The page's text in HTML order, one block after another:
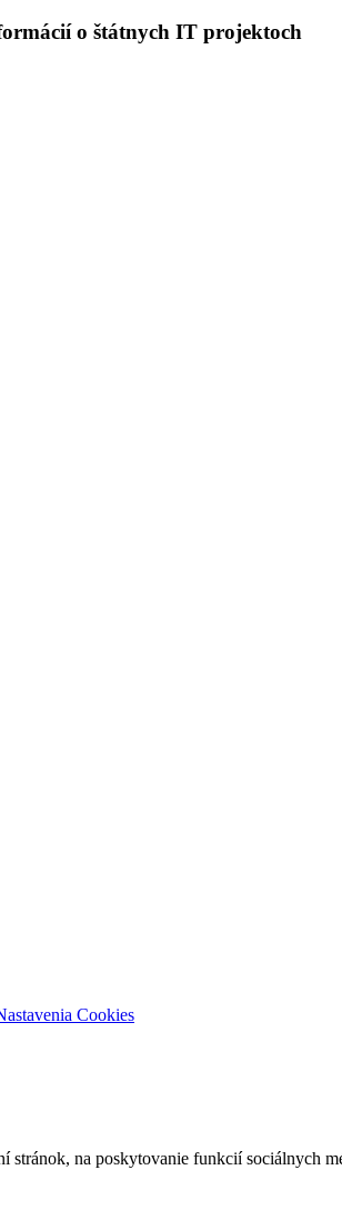
o štátnych IT projektoch
Cookies
na poskytovanie funkcií sociálnych